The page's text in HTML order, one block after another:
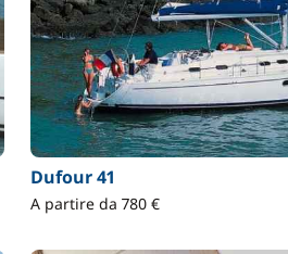
Dufour 41
A partire da 780 €